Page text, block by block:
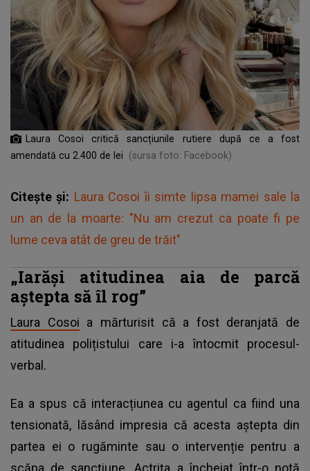
Laura Cosoi critică sancțiunile rutiere după ce a fost
amendată cu 2.400 de lei
(sursa foto: Facebook)
Citește și: Laura Cosoi îi simte lipsa mamei sale la
un an de la moarte: "Nu am crezut ca poate fi pe
lume ceva atât de greu de trăit"
„Iarăși atitudinea aia de parcă
aștepta să îl rog”
Laura Cosoi a mărturisit că a fost deranjată de
atitudinea polițistului care i-a întocmit procesul-
verbal.
Ea a spus că interacțiunea cu agentul ca fiind una
tensionată, lăsând impresia că acesta aștepta din
partea ei o rugăminte sau o intervenție pentru a
scăpa de sancțiune. Actrița a încheiat într-o notă